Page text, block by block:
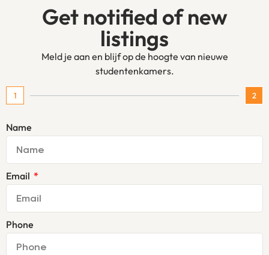
Get notified of new
listings
Meld je aan en blijf op de hoogte van nieuwe
studentenkamers.
1 2
Name
Email
Phone